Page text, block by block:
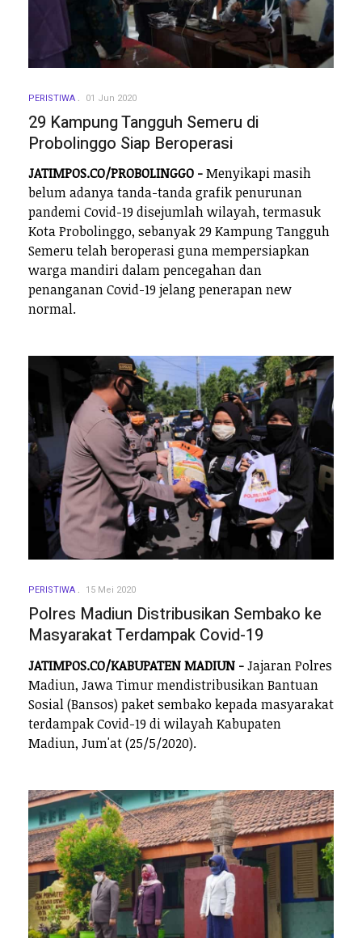
PERISTIWA 01 Jun 2020
29 Kampung Tangguh Semeru di
Probolinggo Siap Beroperasi
JATIMPOS.CO/PROBOLINGGO -Menyikapi masih
belum adanya tanda-tanda grafik penurunan
pandemi Covid-19 disejumlah wilayah, termasuk
Kota Probolinggo, sebanyak 29 Kampung Tangguh
Semeru telah beroperasi guna mempersiapkan
warga mandiri dalam pencegahan dan
penanganan Covid-19 jelang penerapan new
normal.
PERISTIWA 15 Mei 2020
Polres Madiun Distribusikan Sembako ke
Masyarakat Terdampak Covid-19
JATIMPOS.CO/KABUPATEN MADIUN -Jajaran Polres
Madiun, Jawa Timur mendistribusikan Bantuan
Sosial (Bansos) paket sembako kepada masyarakat
terdampak Covid-19 di wilayah Kabupaten
Madiun, Jum'at (25/5/2020).